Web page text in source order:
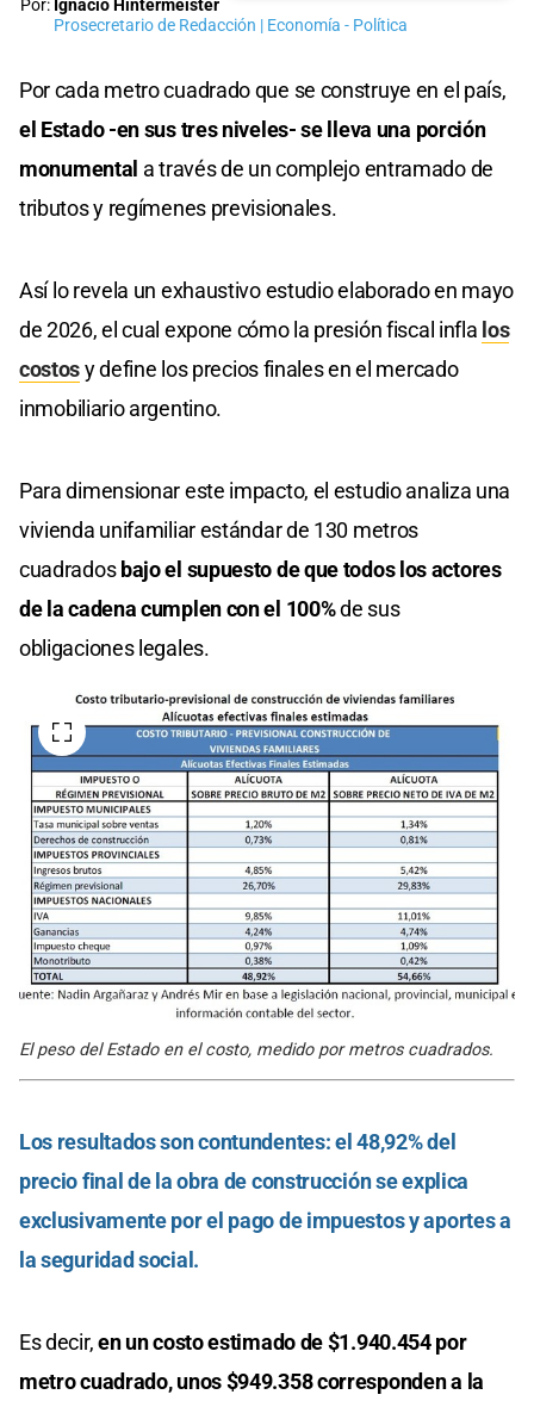
Por: Ignacio Hintermeister
Prosecretario de Redacción | Economía - Política
Por cada metro cuadrado que se construye en el país,
el Estado -en sus tres niveles- se lleva una porción
monumental a través de un complejo entramado de
tributos y regímenes previsionales.
Así lo revela un exhaustivo estudio elaborado en mayo
de 2026, el cual expone cómo la presión fiscal infla los
costosy define los precios finales en el mercado
inmobiliario argentino.
Para dimensionar este impacto, el estudio analiza una
vivienda unifamiliar estándar de 130 metros
cuadrados bajo el supuesto de que todos los actores
de la cadena cumplen con el 100%de sus
obligaciones legales.
El peso del Estado en el costo, medido por metros cuadrados.
Los resultados son contundentes: el 48,92% del
precio final de la obra de construcción se explica
exclusivamente por el pago de impuestos y aportes a
la seguridad social.
Es decir,en un costo estimado de $1.940.454 por
metro cuadrado, unos $949.358 corresponden a la